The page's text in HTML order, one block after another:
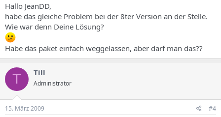
Hallo JeanDD,
habe das gleiche Problem bei der 8ter Version an der Stelle.
Wie war denn Deine Lösung?
Habe das paket einfach weggelassen, aber darf man das??
T Till
Administrator
15. März 2009 #4